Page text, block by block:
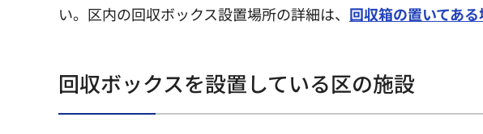
い。区内の回収ボックス設置場所の詳細は、 回収箱の置いてあ
回収ボックスを設置している区の施設